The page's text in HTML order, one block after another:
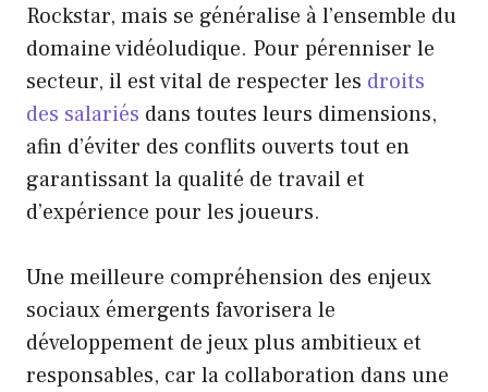
Rockstar, mais se généralise à l’ensemble du
domaine vidéoludique. Pour pérenniser le
secteur, il est vital de respecter les droits
des salariés dans toutes leurs dimensions,
afin d’éviter des conflits ouverts tout en
garantissant la qualité de travail et
d’expérience pour les joueurs.
Une meilleure compréhension des enjeux
sociaux émergents favorisera le
développement de jeux plus ambitieux et
responsables, car la collaboration dans une